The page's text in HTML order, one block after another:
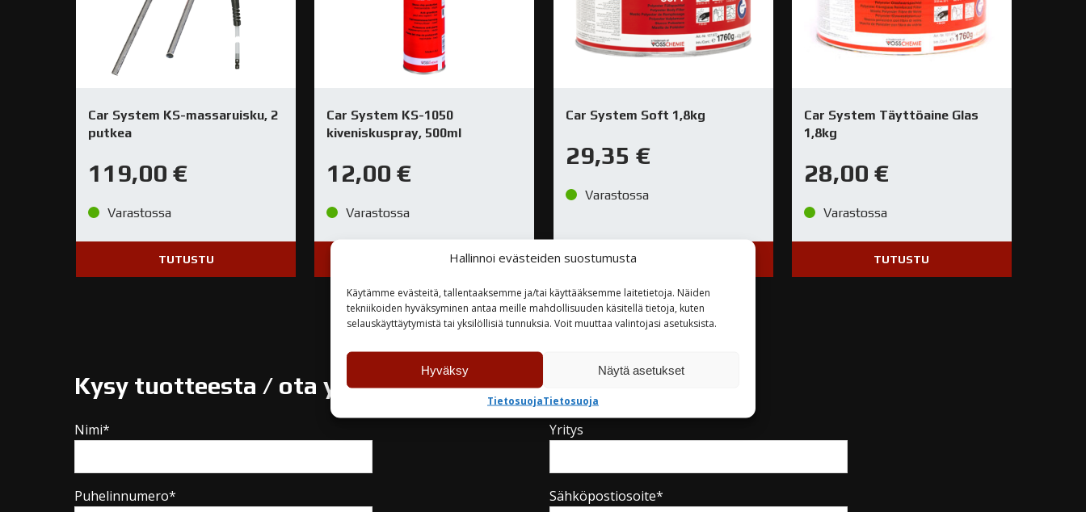
Hallinnoi evästeiden suostumusta
Käytämme evästeitä, tallentaaksemme ja/tai käyttääksemme laitetietoja. Näiden
tekniikoiden hyväksyminen antaa meille mahdollisuuden käsitellä tietoja, kuten
selauskäyttäytymistä tai yksilöllisiä tunnuksia. Voit muuttaa valintojasi asetuksista.
Hyväksy Näytä asetukset
TietosuojaTietosuoja
Car System KS-massaruisku, 2
putkea
119,00 €
Varastossa
TUTUSTU
Car System KS-1050
kiveniskuspray, 500ml
12,00€
Varastossa
TUTUSTU
Car System Soft 1,8kg
29,35 €
Varastossa
TUTUSTU
Car System Täyttöaine Glas
1,8kg
28,00 €
Varastossa
TUTUSTU
Kysy tuotteesta / ota yhteyttä
Nimi* Yritys
Puhelinnumero* Sähköpostiosoite*